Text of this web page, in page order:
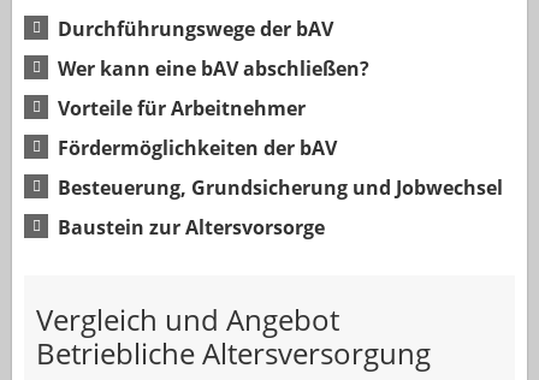
Durchführungswege der bAV
Wer kann eine bAV abschließen?
Vorteile für Arbeitnehmer
Fördermöglichkeiten der bAV
Besteuerung, Grundsicherung und Jobwechsel
Baustein zur Altersvorsorge
Vergleich und Angebot
Betriebliche Altersversorgung